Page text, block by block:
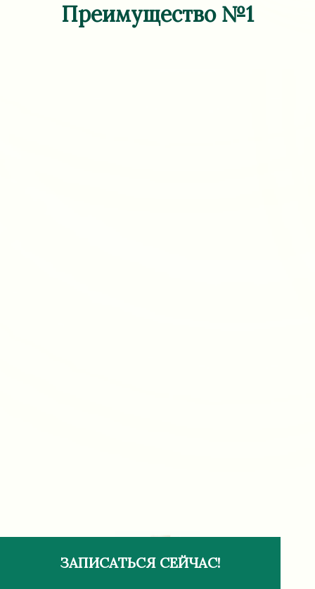
Преимущество №1
ЗАПИСАТЬСЯ СЕЙЧАС!